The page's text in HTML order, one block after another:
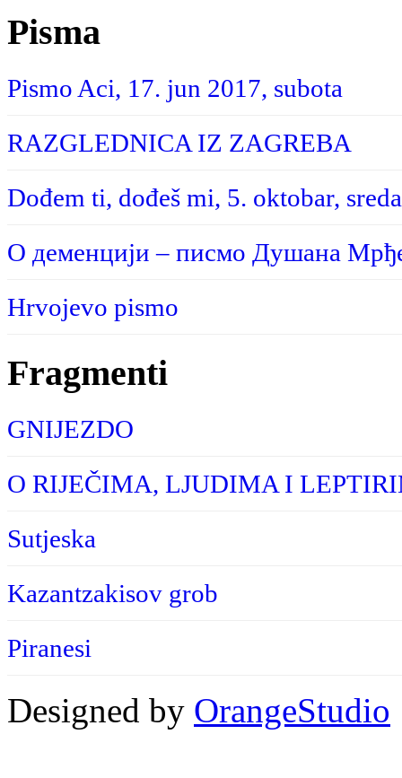
Pisma
Pismo Aci, 17. jun 2017, subota
RAZGLEDNICA IZ ZAGREBA
Dođem ti, dođeš mi, 5. oktobar, sreda
О деменцији – писмо Душана
Hrvojevo pismo
Fragmenti
GNIJEZDO
O RIJEČIMA, LJUDIMA I
Sutjeska
Kazantzakisov grob
Piranesi
Designed by OrangeStudio